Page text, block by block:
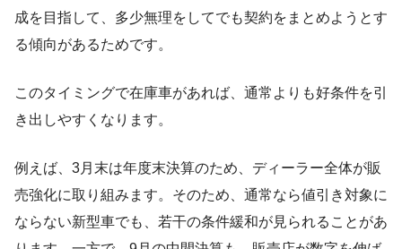
成を目指して、多少無理をしてでも契約をまとめようとす
る傾向があるためです。
このタイミングで在庫車があれば、通常よりも好条件を引
き出しやすくなります。
例えば、3月末は年度末決算のため、ディーラー全体が販
売強化に取り組みます。そのため、通常なら値引き対象に
ならない新型車でも、若干の条件緩和が見られることがあ